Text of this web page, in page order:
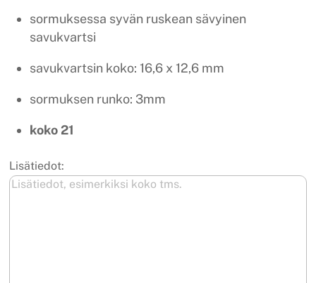
sormuksessa syvän ruskean sävyinen
savukvartsi
savukvartsin koko: 16,6 x 12,6 mm
sormuksen runko: 3mm
koko 21
Lisätiedot: